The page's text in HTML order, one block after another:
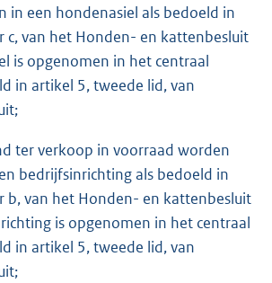
in een hondenasiel als bedoeld in
c, van het Honden- en kattenbesluit
is opgenomen in het centraal
in artikel 5, tweede lid, van
ter verkoop in voorraad worden
bedrijfsinrichting als bedoeld in
b, van het Honden- en kattenbesluit
is opgenomen in het centraal
in artikel 5, tweede lid, van